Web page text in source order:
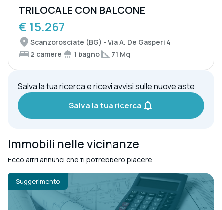
TRILOCALE CON BALCONE
€ 15.267
Scanzorosciate (BG) - Via A. De Gasperi 4
2 camere
1 bagno 71 Mq
Salva la tua ricerca e ricevi avvisi sulle nuove aste
Salva la tua ricerca
Immobili nelle vicinanze
Ecco altri annunci che ti potrebbero piacere
Suggerimento